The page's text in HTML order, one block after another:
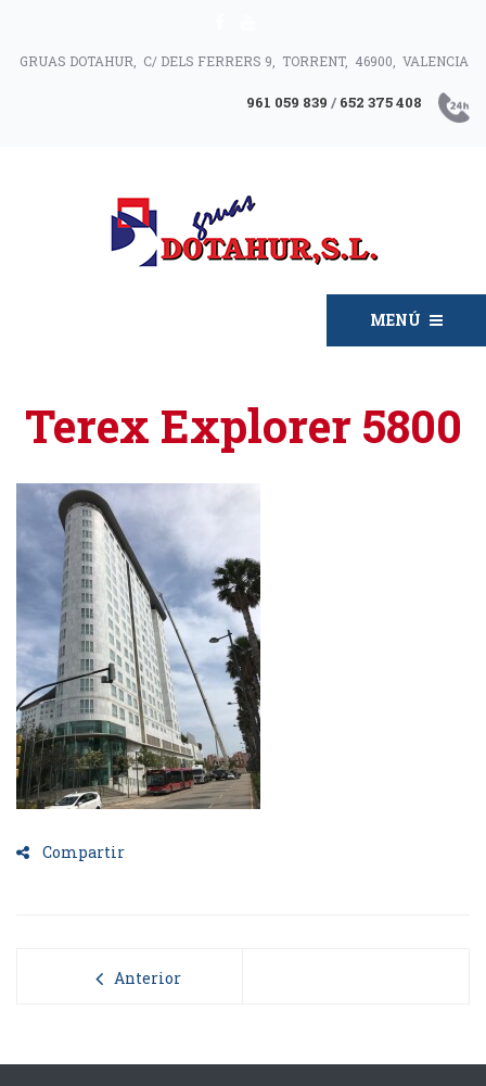
GRUAS DOTAHUR, C/ DELS FERRERS 9, TORRENT, 46900, VALENCIA
961 059 839 / 652 375 408
MENÚ
Terex Explorer 5800
Compartir
Anterior